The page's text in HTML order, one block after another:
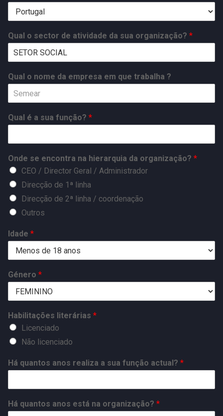
Qual o sector de atividade da sua organização? *
Qual o nome da empresa em que trabalha ?
Qual é a sua função? *
Onde se encontra na hierarquia da organização? *
CEO / Director Geral / Administrador
Direcção de 1ª linha
Direcção de 2ª linha / coordenação
Outros
Idade *
Género *
Habilitações literárias *
Licenciado
Não licenciado
Há quantos anos realiza a sua função actual? *
Há quantos anos está na organização? *